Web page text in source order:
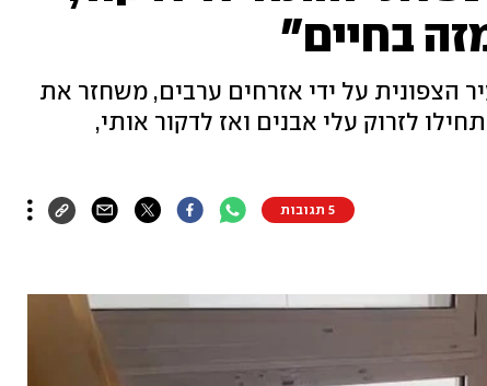
בחיים"
הצפונית על ידי אזרחים ערבים, משחזר את
לזרוק עלי אבנים ואז לדקור אותי,
5 תגובות